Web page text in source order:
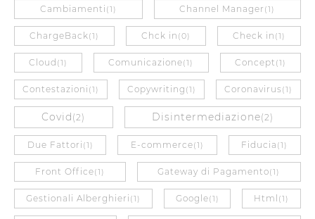
Cambiamenti (1) Channel Manager (1)
ChargeBack(1) Chck in (0) Check in (1)
Cloud (1) Comunicazione(1) Concept (1)
Contestazioni (1) Copywriting (1) Coronavirus(1)
Covid (2) Disintermediazione(2)
Due Fattori (1) E-commerce(1) Fiducia (1)
Front Office(1) Gateway di Pagamento(1)
Gestionali Alberghieri (1) Google(1) Html (1)